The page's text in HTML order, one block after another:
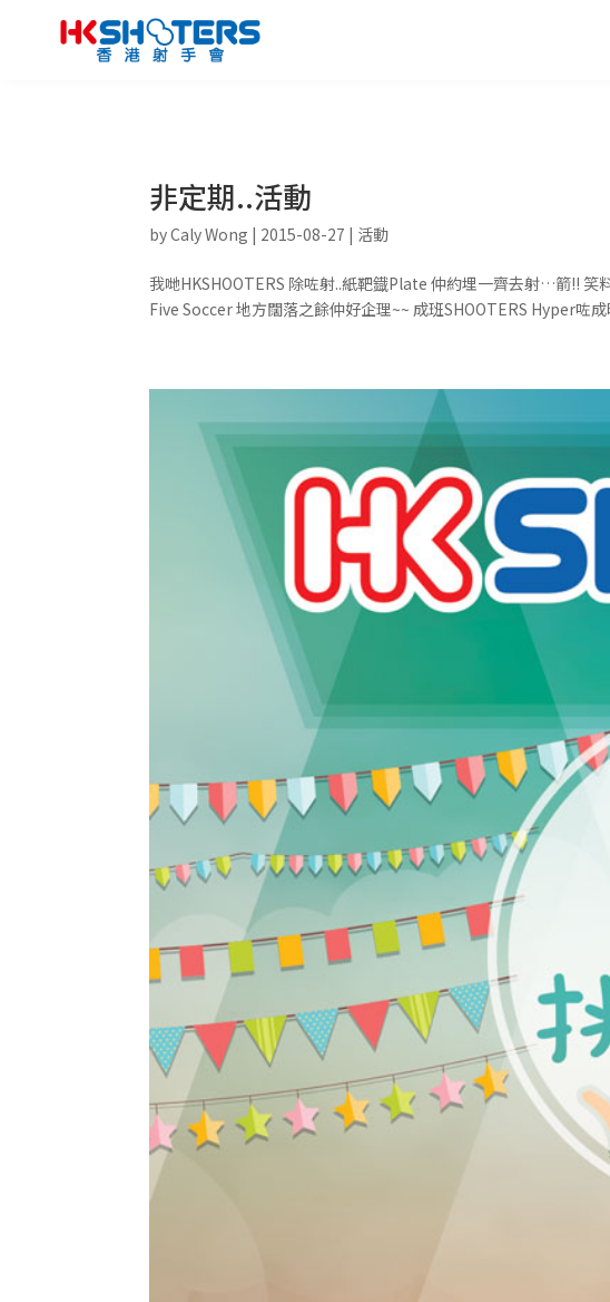
非定期..活動
byCaly Wong | 2015-08-27 | 活動
我哋HKSHOOTERS 除咗射..紙靶鐡Plate 仲約埋一齊去射…箭!!
Five Soccer 地方闊落之餘仲好企理~~ 成班SHOOTERS Hyper咗成